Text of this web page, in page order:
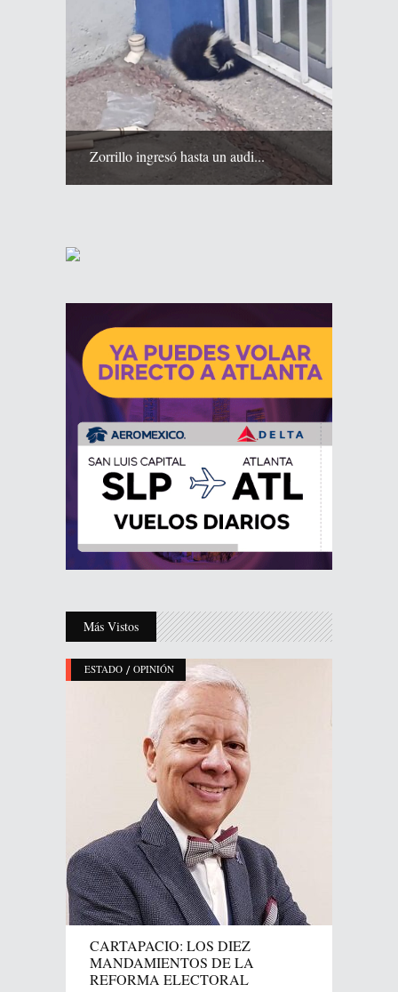
Zorrillo ingresó hasta un audi...
Más Vistos
ESTADO / OPINIÓN
CARTAPACIO: LOS DIEZ
MANDAMIENTOS DE LA
REFORMA ELECTORAL